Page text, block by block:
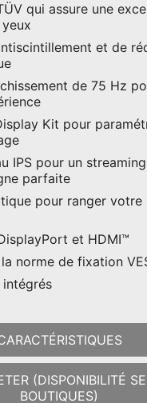
qui assure une
et de
de 75 Hz
Kit pour
IPS pour un
parfaite
pour ranger votre
et HDMI™
norme de fixation
(DISPONIBILITÉ
BOUTIQUES)